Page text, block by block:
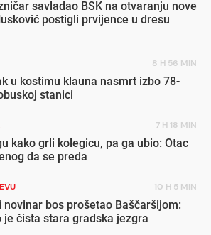
savladao BSK na otvaranju nove
postigli prvijence u dresu
8 H 56 MIN
u kostimu klauna nasmrt izbo 78-
stanici
7 H 18 MIN
kako grli kolegicu, pa ga ubio: Otac
da se preda
10 H 5 MIN
novinar bos prošetao Baščaršijom:
je čista stara gradska jezgra